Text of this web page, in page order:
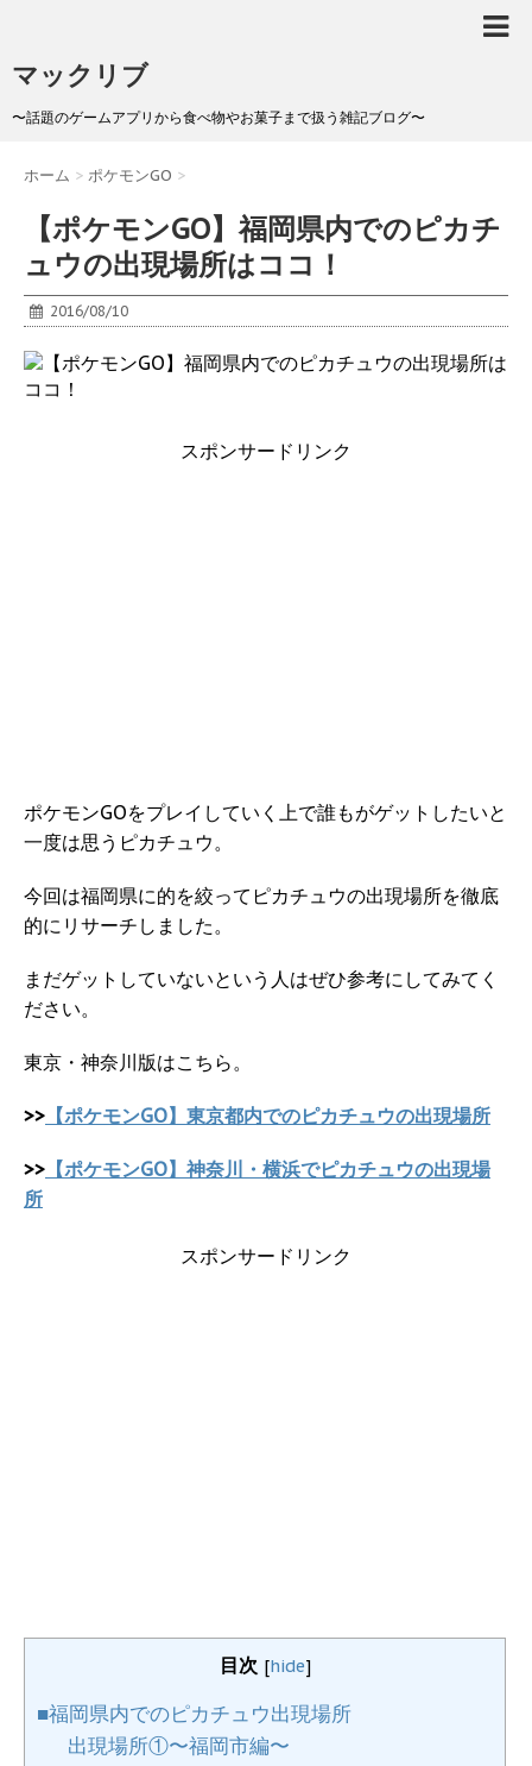
マックリブ
〜話題のゲームアプリから食べ物やお菓子まで扱う雑記ブログ〜
ホーム > ポケモンGO >
【ポケモンGO】福岡県内でのピカチ
ュウの出現場所はココ！
2016/08/10
スポンサードリンク
ポケモンGOをプレイしていく上で誰もがゲットしたいと
一度は思うピカチュウ。
今回は福岡県に的を絞ってピカチュウの出現場所を徹底
的にリサーチしました。
まだゲットしていないという人はぜひ参考にしてみてく
ださい。
東京・神奈川版はこちら。
>> 【ポケモンGO】東京都内でのピカチュウの出現場所
>> 【ポケモンGO】神奈川・横浜でピカチュウの出現場
所
スポンサードリンク
目次 [hide]
■福岡県内でのピカチュウ出現場所
出現場所①〜福岡市編〜